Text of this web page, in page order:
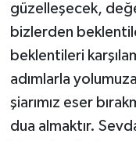
güzelleşecek,
bizlerden
beklentileri
adımlarla
şiarımız eser
dua almaktır.